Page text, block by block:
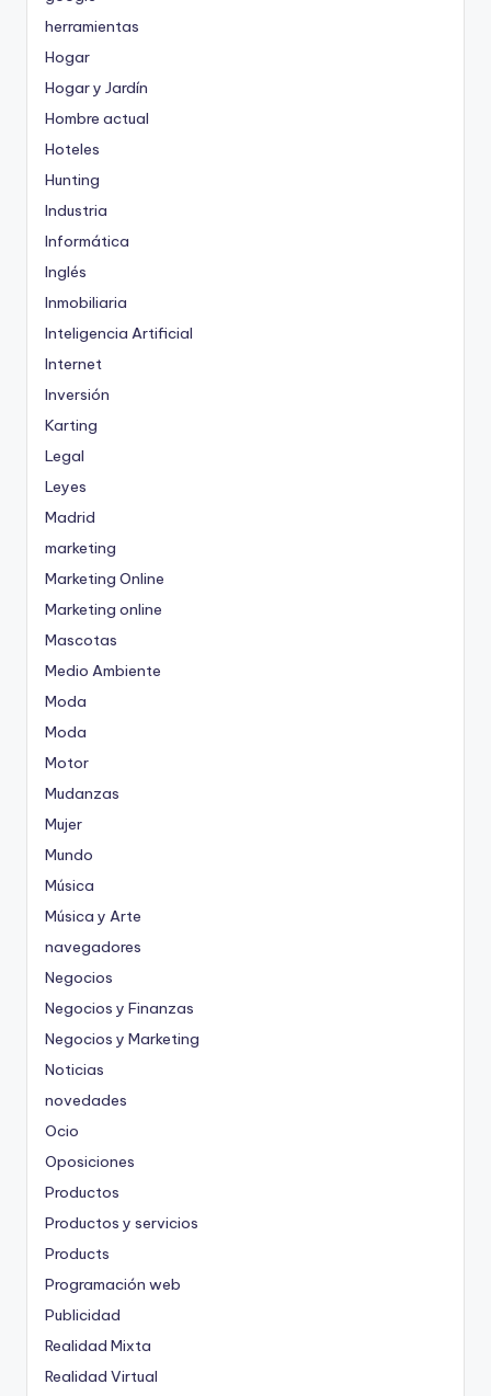
herramientas
Hogar
Hogar y Jardín
Hombre actual
Hoteles
Hunting
Industria
Informática
Inglés
Inmobiliaria
Inteligencia Artificial
Internet
Inversión
Karting
Legal
Leyes
Madrid
marketing
Marketing Online
Marketing online
Mascotas
Medio Ambiente
Moda
Moda
Motor
Mudanzas
Mujer
Mundo
Música
Música y Arte
navegadores
Negocios
Negocios y Finanzas
Negocios y Marketing
Noticias
novedades
Ocio
Oposiciones
Productos
Productos y servicios
Products
Programación web
Publicidad
Realidad Mixta
Realidad Virtual